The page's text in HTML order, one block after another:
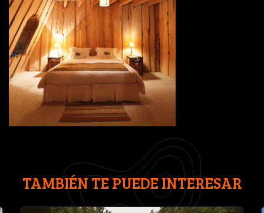
TAMBIÉN TE PUEDE INTERESAR